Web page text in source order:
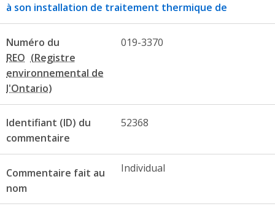
à son installation de traitement thermique de
Numéro du
REO
019-3370
Identifiant (ID) du
commentaire
52368
Commentaire fait au
nom
Individual